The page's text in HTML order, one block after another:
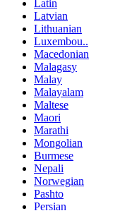
Latin
Latvian
Lithuanian
Luxembou..
Macedonian
Malagasy
Malay
Malayalam
Maltese
Maori
Marathi
Mongolian
Burmese
Nepali
Norwegian
Pashto
Persian